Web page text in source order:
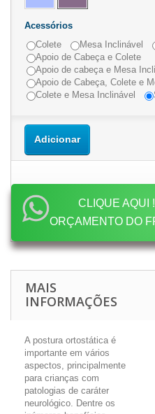
Acessórios
Colete
Mesa Inclinável
Apoio de Cabeça e Colete
Apoio de cabeça e Mesa
Apoio de Cabeça, Colete e
Colete e Mesa Inclinável
Adicionar
CLIQUE AQUI !
ORÇAMENTO DO
MAIS
INFORMAÇÕES
A postura ortostática é
importante em vários
aspectos, principalmente
para crianças com
patologias de caráter
neurológico. Dentre os